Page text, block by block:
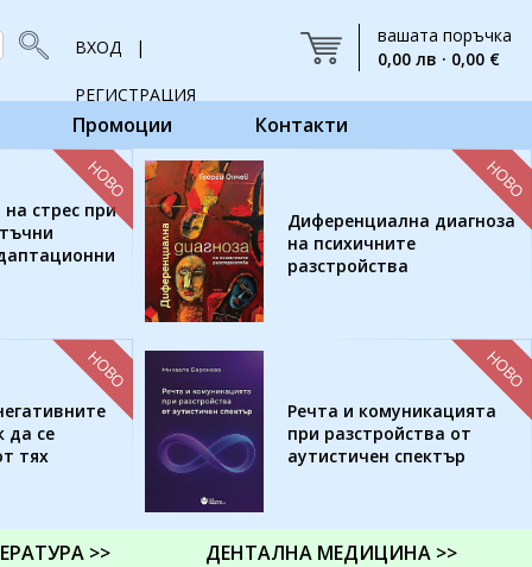
вашата поръчка
0,00 лв · 0,00 €
ВХОД |
РЕГИСТРАЦИЯ
Промоции Контакти
стрес при
НОВО
Диференциална диагноза
на психичните
разстройства
НОВО
да се
тях
НОВО
Речта и комуникацията
при разстройства от
аутистичен спектър
НОВО
>> ДЕНТАЛНА МЕДИЦИНА >>